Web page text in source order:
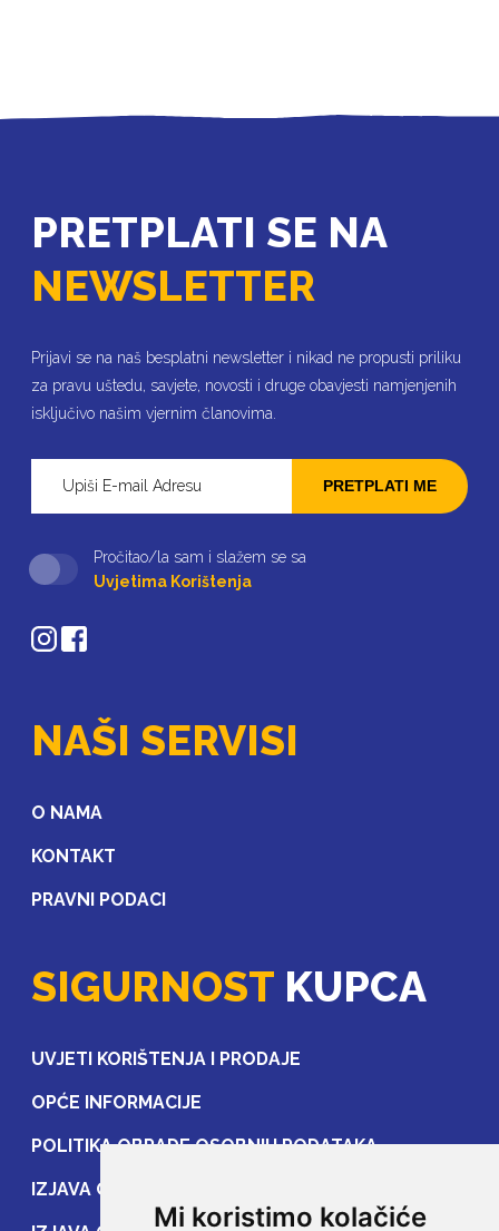
Mi koristimo kolačiće
PRETPLATI SE NA
NEWSLETTER
Prijavi se na naš besplatni newsletter i nikad ne propusti priliku
za pravu uštedu, savjete, novosti i druge obavjesti namjenjenih
isključivo našim vjernim članovima.
PRETPLATI ME
Pročitao/la sam i slažem se sa
Uvjetima Korištenja
NAŠI SERVISI
O NAMA
KONTAKT
PRAVNI PODACI
SIGURNOST KUPCA
UVJETI KORIŠTENJA I PRODAJE
OPĆE INFORMACIJE
POLITIKA OBRADE OSOBNIH PODATAKA
IZJAVA O ZAŠTITI OSOBNIH PODATAKA